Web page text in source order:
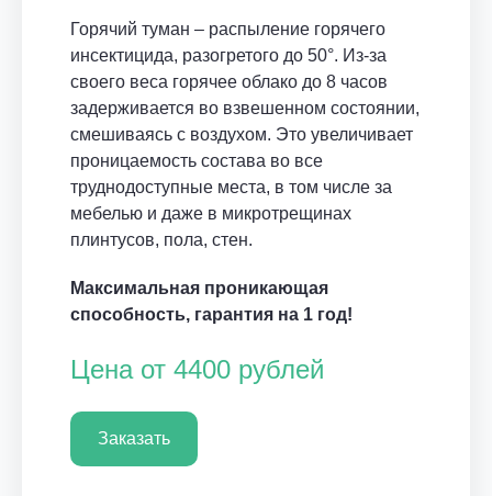
Горячий туман – распыление горячего
инсектицида, разогретого до 50°. Из-за
своего веса горячее облако до 8 часов
задерживается во взвешенном состоянии,
смешиваясь с воздухом. Это увеличивает
проницаемость состава во все
труднодоступные места, в том числе за
мебелью и даже в микротрещинах
плинтусов, пола, стен.
Максимальная проникающая
способность, гарантия на 1 год!
Цена от 4400 рублей
Заказать